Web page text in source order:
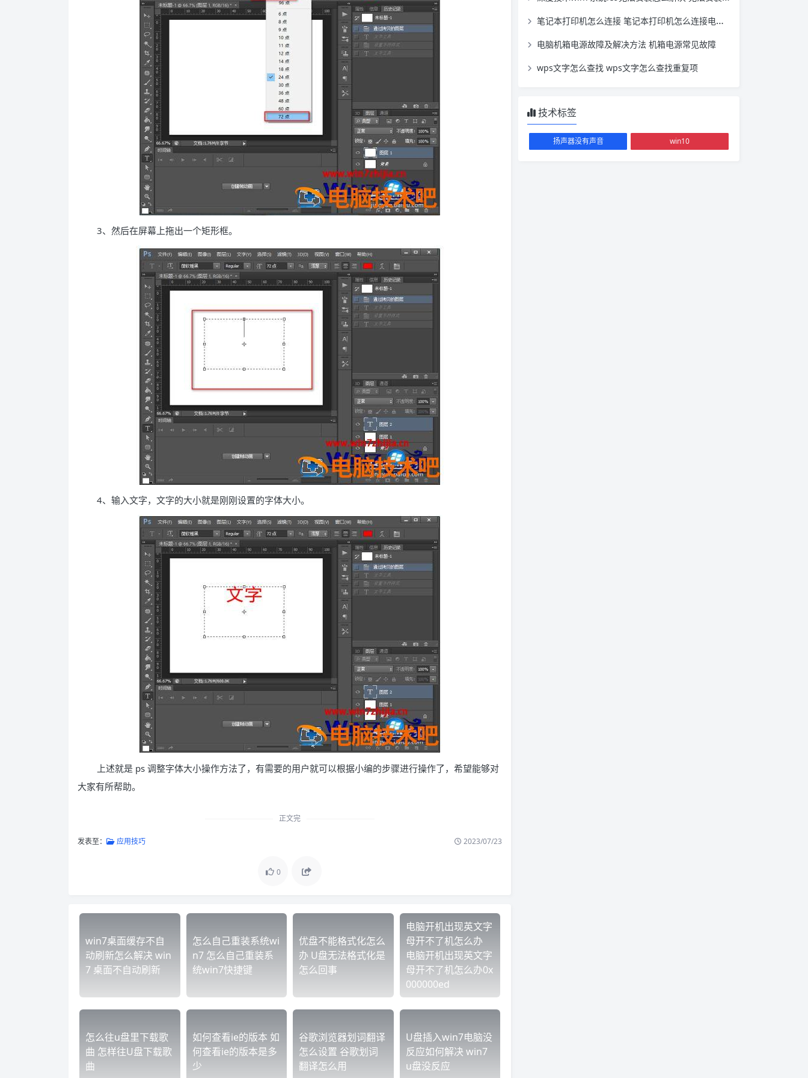
3、然后在屏幕上拖出一个矩形框。
4、输入文字，文字的大小就是刚刚设置的字体大小。
上述就是 ps 调整字体大小操作方法了，有需要的用户就可以根据小编的步骤进行操作了，希望能够对
大家有所帮助。
正文完
发表至： 应用技巧 2023/07/23
0
win7桌面缓存不自
动刷新怎么解决 win
7 桌面不自动刷新
怎么自己重装系统wi
n7 怎么自己重装系
统win7快捷键
优盘不能格式化怎么
办 U盘无法格式化是
怎么回事
电脑开机出现英文字
母开不了机怎么办
电脑开机出现英文字
母开不了机怎么办0x
000000ed
怎么往u盘里下载歌
曲 怎样往U盘下载歌
曲
如何查看ie的版本 如
何查看ie的版本是多
少
谷歌浏览器划词翻译
怎么设置 谷歌划词
翻译怎么用
U盘插入win7电脑没
反应如何解决 win7
u盘没反应
笔记本打印机怎么连接 笔记本打印机怎么连接电脑没反应
电脑机箱电源故障及解决方法 机箱电源常见故障
wps文字怎么查找 wps文字怎么查找重复项
技术标签
扬声器没有声音 win10